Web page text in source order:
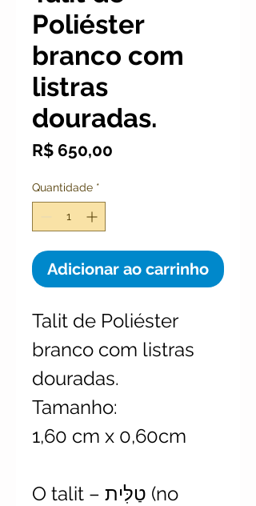
Poliéster
branco com
listras
douradas.
R$ 650,00
Quantidade *
Adicionar ao carrinho
Talit de Poliéster
branco com listras
douradas.
Tamanho:
1,60 cm x 0,60cm
O talit – טַלִּית (no